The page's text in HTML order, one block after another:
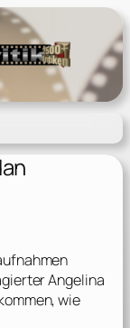
Angelina
wie